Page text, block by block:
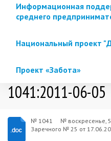
Информационная
среднего
Национальный проект
Проект «Забота»
1041:2011-06-05
№ 1041 № воскресенье,
Заречного № 25 от